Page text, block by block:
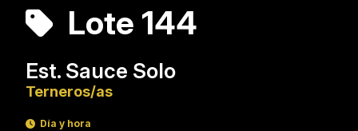
Lote 144
Est. Sauce Solo
Terneros/as
Día y hora